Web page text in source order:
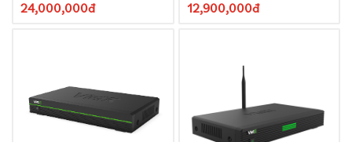
24,000,000đ
12,900,000đ